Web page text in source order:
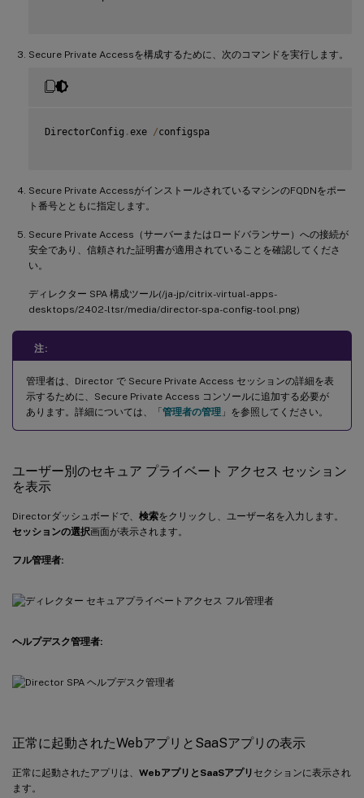
Secure Private Accessを構成するために、次のコマンドを実行します。
DirectorConfig . exe /configspa
Secure Private AccessがインストールされているマシンのFQDNをポー
ト番号とともに指定します。
Secure Private Access（サーバーまたはロードバランサー）への接続が
安全であり、信頼された証明書が適用されていることを確認してくださ
い。
ディレクター SPA 構成ツール(/ja-jp/citrix-virtual-apps-
desktops/2402-ltsr/media/director-spa-config-tool.png)
注:
管理者は、Director で Secure Private Access セッションの詳細を表
示するために、Secure Private Access コンソールに追加する必要が
あります。詳細については、「管理者の管理 」を参照してください。
ユーザー別のセキュア プライベート アクセス セッション
を表示
Directorダッシュボードで、 検索をクリックし、ユーザー名を入力します。
セッションの選択画面が表示されます。
フル管理者:
ヘルプデスク管理者:
正常に起動されたWebアプリとSaaSアプリの表示
正常に起動されたアプリは、 WebアプリとSaaSアプリ セクションに表示され
ます。